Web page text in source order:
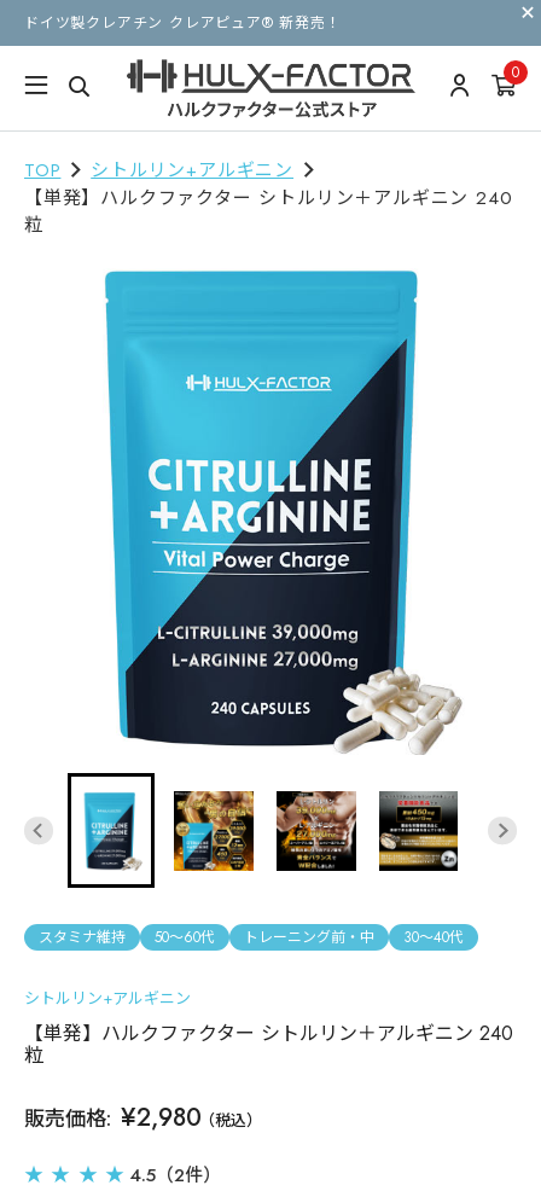
ドイツ製クレアチン クレアピュア® 新発売！
0
TOP
シトルリン+アルギニン
【単発】ハルクファクター シトルリン＋アルギニン 240
粒
スタミナ維持 50〜60代 トレーニング前・中 30〜40代
シトルリン+アルギニン
【単発】ハルクファクター シトルリン＋アルギニン 240
粒
販売価格: ¥2,980（税込）
★ ★ ★ ★ 4.5（2件）